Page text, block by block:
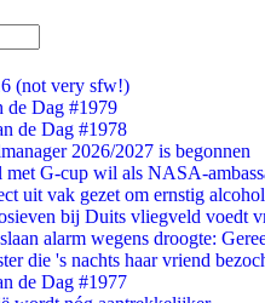
(not very sfw!)
de Dag #1979
de Dag #1978
2026/2027 is begonnen
G-cup wil als NASA-
uit vak gezet om ernstig
bij Duits vliegveld voedt
alarm wegens droogte:
die 's nachts haar vriend
de Dag #1977